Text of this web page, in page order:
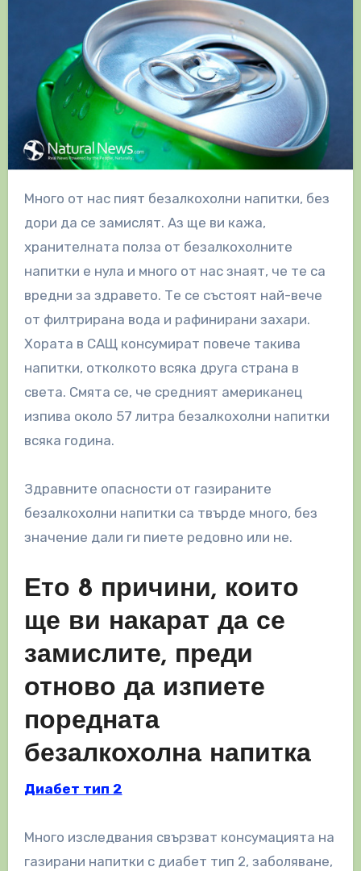
Много от нас пият безалкохолни напитки, без
дори да се замислят. Аз ще ви кажа,
хранителната полза от безалкохолните
напитки е нула и много от нас знаят, че те са
вредни за здравето. Те се състоят най-вече
от филтрирана вода и рафинирани захари.
Хората в САЩ консумират повече такива
напитки, отколкото всяка друга страна в
света. Смята се, че средният американец
изпива около 57 литра безалкохолни напитки
всяка година.
Здравните опасности от газираните
безалкохолни напитки са твърде много, без
значение дали ги пиете редовно или не.
Ето 8 причини, които
ще ви накарат да се
замислите, преди
отново да изпиете
поредната
безалкохолна напитка
Диабет тип 2
Много изследвания свързват консумацията на
газирани напитки с диабет тип 2, заболяване,